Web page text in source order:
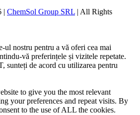
| ChemSol Group SRL | All Rights
ul nostru pentru a vă oferi cea mai
vă preferințele și vizitele repetate.
sunteți de acord cu utilizarea pentru
to give you the most relevant
your preferences and repeat visits. By
to the use of ALL the cookies.